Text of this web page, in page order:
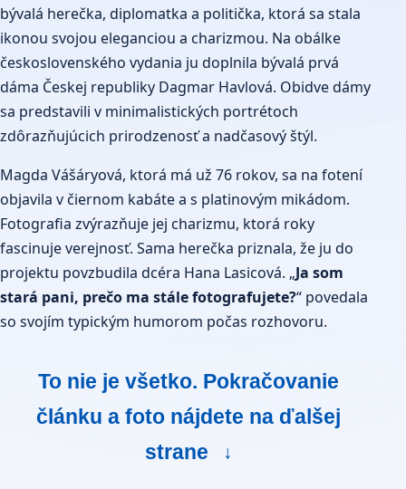
bývalá herečka, diplomatka a politička, ktorá sa stala
ikonou svojou eleganciou a charizmou. Na obálke
československého vydania ju doplnila bývalá prvá
dáma Českej republiky Dagmar Havlová. Obidve dámy
sa predstavili v minimalistických portrétoch
zdôrazňujúcich prirodzenosť a nadčasový štýl.
Magda Vášáryová, ktorá má už 76 rokov, sa na fotení
objavila v čiernom kabáte a s platinovým mikádom.
Fotografia zvýrazňuje jej charizmu, ktorá roky
fascinuje verejnosť. Sama herečka priznala, že ju do
projektu povzbudila dcéra Hana Lasicová. „Ja som
stará pani, prečo ma stále fotografujete?“ povedala
so svojím typickým humorom počas rozhovoru.
To nie je všetko. Pokračovanie
článku a foto nájdete na ďalšej
strane
↓